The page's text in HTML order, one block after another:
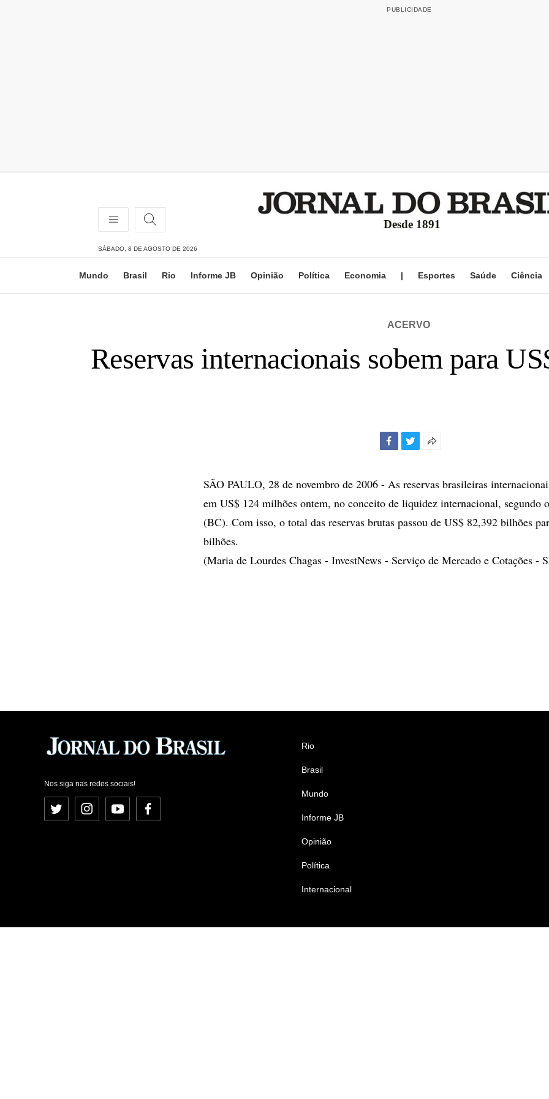
Desde 1891
SÁBADO, 8 DE AGOSTO DE 2026
Mundo Brasil Rio Informe JB Opinião Política Economia | Esportes Saúde Ciência
ACERVO
Reservas internacionais sobem para
compartilhamento
SÃO PAULO, 28 de novembro de 2006 - As reservas brasileiras
em US$ 124 milhões ontem, no conceito de liquidez internacional, segundo
(BC). Com isso, o total das reservas brutas passou de US$ 82,392 bilhões
bilhões.
(Maria de Lourdes Chagas - InvestNews - Serviço de Mercado e Cotações -
Nos siga nas redes sociais!
Twitter InstagramYouTubeFacebook
Rio
Brasil
Mundo
Informe JB
Opinião
Política
Internacional